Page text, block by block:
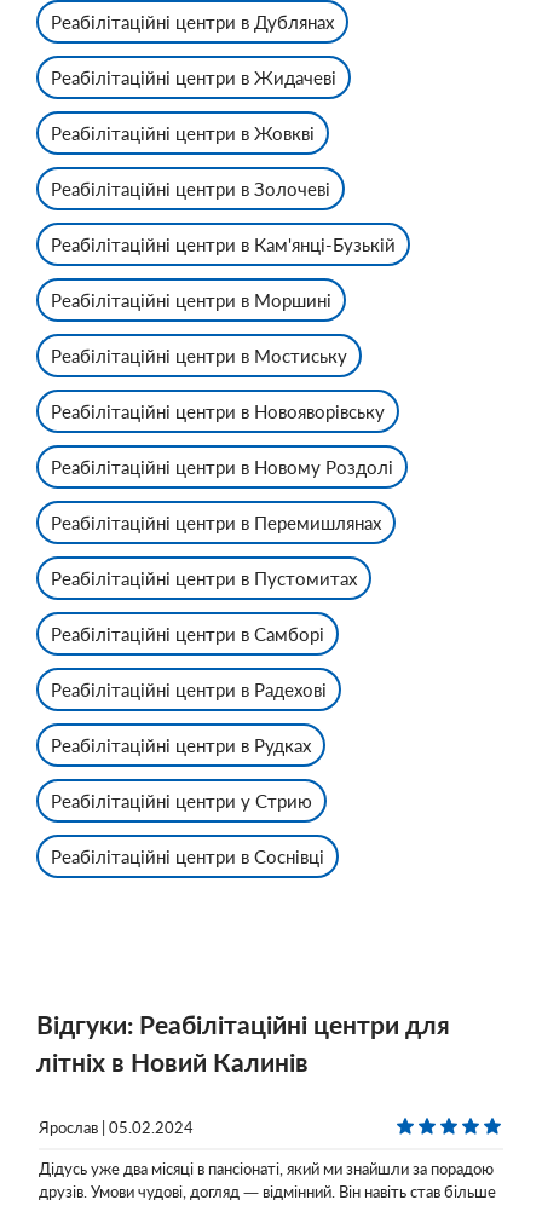
Реабілітаційні центри в Дублянах
Реабілітаційні центри в Жидачеві
Реабілітаційні центри в Жовкві
Реабілітаційні центри в Золочеві
Реабілітаційні центри в Кам'янці-Бузькій
Реабілітаційні центри в Моршині
Реабілітаційні центри в Мостиську
Реабілітаційні центри в Новояворівську
Реабілітаційні центри в Новому Роздолі
Реабілітаційні центри в Перемишлянах
Реабілітаційні центри в Пустомитах
Реабілітаційні центри в Самборі
Реабілітаційні центри в Радехові
Реабілітаційні центри в Рудках
Реабілітаційні центри у Стрию
Реабілітаційні центри в Соснівці
Відгуки: Реабілітаційні центри для
літніх в Новий Калинів
Ярослав | 05.02.2024
Дідусь уже два місяці в пансіонаті, який ми знайшли за порадою
друзів. Умови чудові, догляд — відмінний. Він навіть став більше